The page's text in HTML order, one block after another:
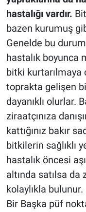
hastalığı vardır.
bazen kurumuş
Genelde bu
hastalık boyunca
bitki kurtarılmaya
toprakta gelişen
dayanıklı olurlar.
ziraatçınıza
kattığınız bakır
bitkilerin sağlıklı
hastalık öncesi
altında satılsa
kolaylıkla bulunur.
Bir Başka püf